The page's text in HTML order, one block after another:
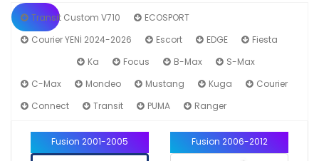
Transit Custom V710
ECOSPORT
Courier YENİ 2024-2026
Escort EDGE
Fiesta
Ka Focus B-Max
S-Max
C-Max
Mondeo Mustang Kuga
Courier
Connect
Transit PUMA Ranger
Fusion 2001-2005 Fusion 2006-2012